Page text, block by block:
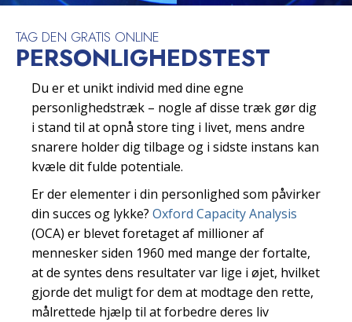
TAG DEN GRATIS ONLINE
PERSONLIGHEDSTEST
Du er et unikt individ med dine egne
personlighedstræk – nogle af disse træk gør dig
i stand til at opnå store ting i livet, mens andre
snarere holder dig tilbage og i sidste instans kan
kvæle dit fulde potentiale.
Er der elementer i din personlighed som påvirker
din succes og lykke? Oxford Capacity Analysis
(OCA) er blevet foretaget af millioner af
mennesker siden 1960 med mange der fortalte,
at de syntes dens resultater var lige i øjet, hvilket
gjorde det muligt for dem at modtage den rette,
målrettede hjælp til at forbedre deres liv